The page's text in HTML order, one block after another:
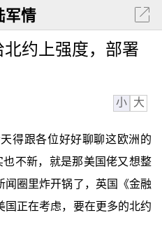
军情
北约上强度，部署
小 大
得跟各位好好聊聊这欧洲的
也不新，就是那美国佬又想整
圈里炸开锅了，英国《金融
国正在考虑，要在更多的北约